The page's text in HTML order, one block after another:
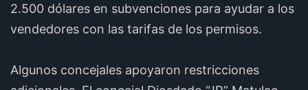
2.500 dólares en subvenciones para ayudar a los
vendedores con las tarifas de los permisos.
Algunos concejales apoyaron restricciones